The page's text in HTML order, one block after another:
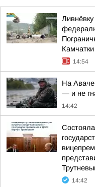
Камчатки
14:54
На
— и не
14:42
14:42